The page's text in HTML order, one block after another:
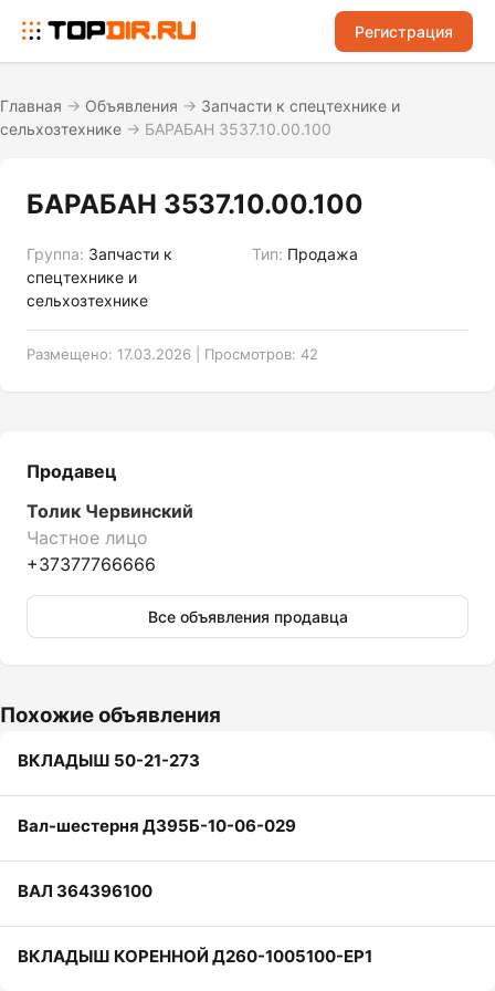
Регистрация
Главная → Объявления → Запчасти к спецтехнике и
сельхозтехнике → БАРАБАН 3537.10.00.100
БАРАБАН 3537.10.00.100
Группа: Запчасти к
спецтехнике и
сельхозтехнике
Тип: Продажа
Размещено: 17.03.2026 | Просмотров: 42
Продавец
Толик Червинский
Частное лицо
+37377766666
Все объявления продавца
Похожие объявления
ВКЛАДЫШ 50-21-273
Вал-шестерня ДЗ95Б-10-06-029
ВАЛ 364396100
ВКЛАДЫШ КОРЕННОЙ Д260-1005100-ЕР1